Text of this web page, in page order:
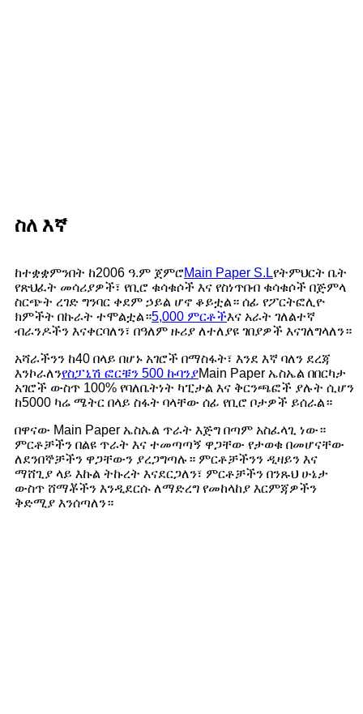
ስለ እኛ
ከተቋቋምንበት ከ2006 ዓ.ም ጀምሮMain Paper S.Lየትምህርት ቤት
የጽህፈት መሳሪያዎች፣ የቢሮ ቁሳቁሶች እና የስነጥበብ ቁሳቁሶች በጅምላ
ስርጭት ረገድ ግንባር ቀደም ኃይል ሆኖ ቆይቷል። ሰፊ የፖርትፎሊዮ
ክምችት በኩራት ተሞልቷል።5,000 ምርቶችእና አራት ገለልተኛ
ብራንዶችን እናቀርባለን፣ በዓለም ዙሪያ ለተለያዩ ገበያዎች እናገለግላለን።
አሻራችንን ከ40 በላይ በሆኑ አገሮች በማስፋት፣ እንደ እኛ ባለን ደረጃ
እንኮራለንየስፓኒሽ ፎርቹን 500 ኩባንያMain Paper ኤስኤል በበርካታ
አገሮች ውስጥ 100% የባለቤትነት ካፒታል እና ቅርንጫፎች ያሉት ሲሆን
ከ5000 ካሬ ሜትር በላይ ስፋት ባላቸው ሰፊ የቢሮ ቦታዎች ይሰራል።
በዋናው Main Paper ኤስኤል ጥራት እጅግ በጣም አስፈላጊ ነው።
ምርቶቻችን በልዩ ጥራት እና ተመጣጣኝ ዋጋቸው የታወቁ በመሆናቸው
ለደንበኞቻችን ዋጋቸውን ያረጋግጣሉ። ምርቶቻችንን ዲዛይን እና
ማሸጊያ ላይ እኩል ትኩረት እናደርጋለን፣ ምርቶቻችን በንጹህ ሁኔታ
ውስጥ ሸማቾችን እንዲደርሱ ለማድረግ የመከላከያ እርምጃዎችን
ቅድሚያ እንሰጣለን።